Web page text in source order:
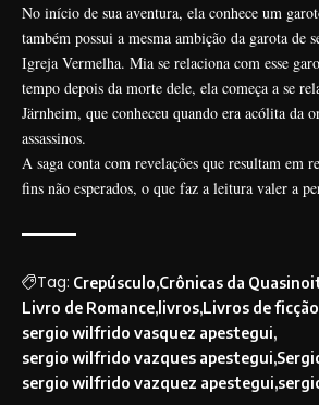
No início de sua aventura, ela conhece um
também possui a mesma ambição da garota de
Igreja Vermelha. Mia se relaciona com esse
tempo depois da morte dele, ela começa a se
Järnheim, que conheceu quando era acólita da
assassinos.
A saga conta com revelações que resultam em
fins não esperados, o que faz a leitura valer a
Tag: Crepúsculo Crônicas da
Livro de Romance livros Livros de ficção
sergio wilfrido vasquez apestegui
sergio wilfrido vazques apestegui
sergio wilfrido vazquez apestegui